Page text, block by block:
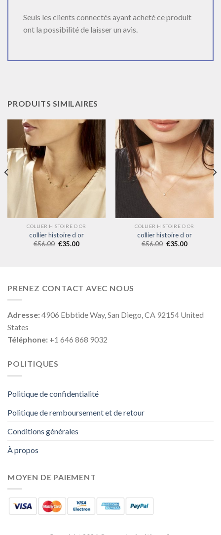
Seuls les clients connectés ayant acheté ce produit
ont la possibilité de laisser un avis.
PRODUITS SIMILAIRES
COLLIER HISTOIRE D OR
collier histoire d or
€56.00 €35.00
COLLIER HISTOIRE D OR
collier histoire d or
€56.00 €35.00
PRENEZ CONTACT AVEC NOUS
Adresse:4906 Ebbtide Way, San Diego, CA 92154 United
States
Téléphone: +1 646 868 9032
POLITIQUES
Politique de confidentialité
Politique de remboursement et de retour
Conditions générales
À propos
MOYEN DE PAIEMENT